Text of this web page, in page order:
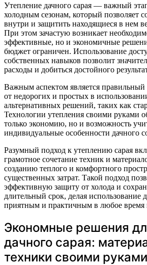
Утепление дачного сарая — важный этап подготовки к
холодным сезонам, который позволяет
внутри и защитить находящиеся в нем
При этом зачастую возникает
эффективные, но и экономичные
бюджет ограничен. Использование
собственных навыков позволит
расходы и добиться достойного
Важным аспектом является правильный
от недорогих и простых в
альтернативных решений, таких как
Технологии утепления своими руками
только экономию, но и возможность
индивидуальные особенности дачного
Разумный подход к утеплению сарая
грамотное сочетание техник и
созданию теплого и комфортного
существенных затрат. Такой подход
эффективную защиту от холода и
длительный срок, делая использование
приятным и практичным в любое время
Экономные решения
дачного сарая:
техники своими руками